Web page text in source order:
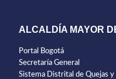
ALCALDÍA MAYOR
Portal Bogotá
Secretaría General
Sistema Distrital de Quejas y